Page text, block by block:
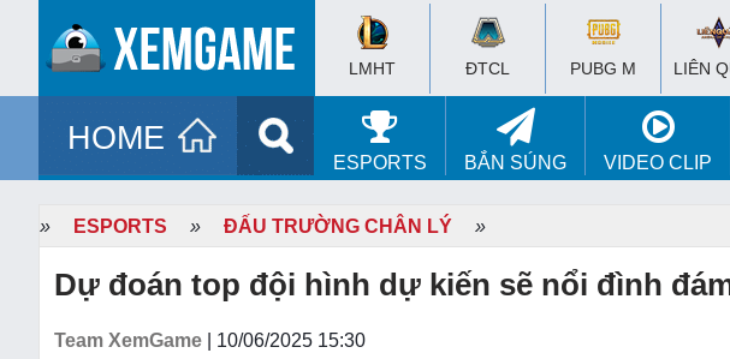
LMHT ĐTCL PUBG M LIÊN
HOME
ESPORTS BẮN SÚNG VIDEO CLIP
» ESPORTS » ĐẤU TRƯỜNG CHÂN LÝ »
Dự đoán top đội hình dự kiến sẽ nổi đình
Team XemGame | 10/06/2025 15:30